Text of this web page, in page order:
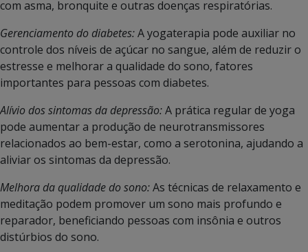
com asma, bronquite e outras doenças respiratórias.
Gerenciamento do diabetes:A yogaterapia pode auxiliar no
controle dos níveis de açúcar no sangue, além de reduzir o
estresse e melhorar a qualidade do sono, fatores
importantes para pessoas com diabetes.
Alívio dos sintomas da depressão:A prática regular de yoga
pode aumentar a produção de neurotransmissores
relacionados ao bem-estar, como a serotonina, ajudando a
aliviar os sintomas da depressão.
Melhora da qualidade do sono:As técnicas de relaxamento e
meditação podem promover um sono mais profundo e
reparador, beneficiando pessoas com insônia e outros
distúrbios do sono.